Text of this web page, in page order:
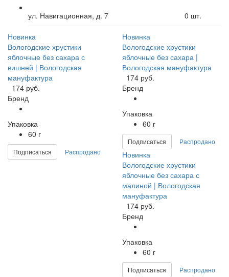
ул. Навигационная, д. 7 0 шт.
Новинка
Вологодские хрустики
яблочные без сахара с
вишней | Вологодская
мануфактура
174 руб.
Бренд
Упаковка
60 г
Подписаться Распродано
Новинка
Вологодские хрустики
яблочные без сахара |
Вологодская мануфактура
174 руб.
Бренд
Упаковка
60 г
Подписаться Распродано
Новинка
Вологодские хрустики
яблочные без сахара с
малиной | Вологодская
мануфактура
174 руб.
Бренд
Упаковка
60 г
Подписаться Распродано